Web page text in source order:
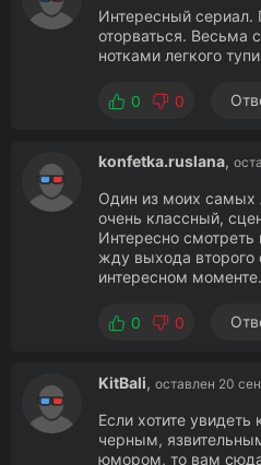
Интересный сериал.
оторваться. Весьма
нотками легкого
0 0
konfetka.ruslana,
Один из моих
очень классный,
Интересно
жду выхода второго
интересном
0 0
KitBali, оставлен 20
Если хотите
черным,
юмором, то вам